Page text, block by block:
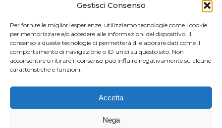
Gestisci Consenso
Per fornire le migliori esperienze, utilizziamo tecnologie come i cookie
per memorizzare e/o accedere alle informazioni del dispositivo. Il
consenso a queste tecnologie ci permetterà di elaborare dati come il
comportamento di navigazione o ID unici su questo sito. Non
acconsentire o ritirare il consenso può influire negativamente su alcune
caratteristiche e funzioni.
Accetta
Nega
Accessibility
Cookie Policy
Cirio.it
40068 San Lazzaro di Savena (BO) - C.F. 02858450584 - P.I. 00708311204 - Num.